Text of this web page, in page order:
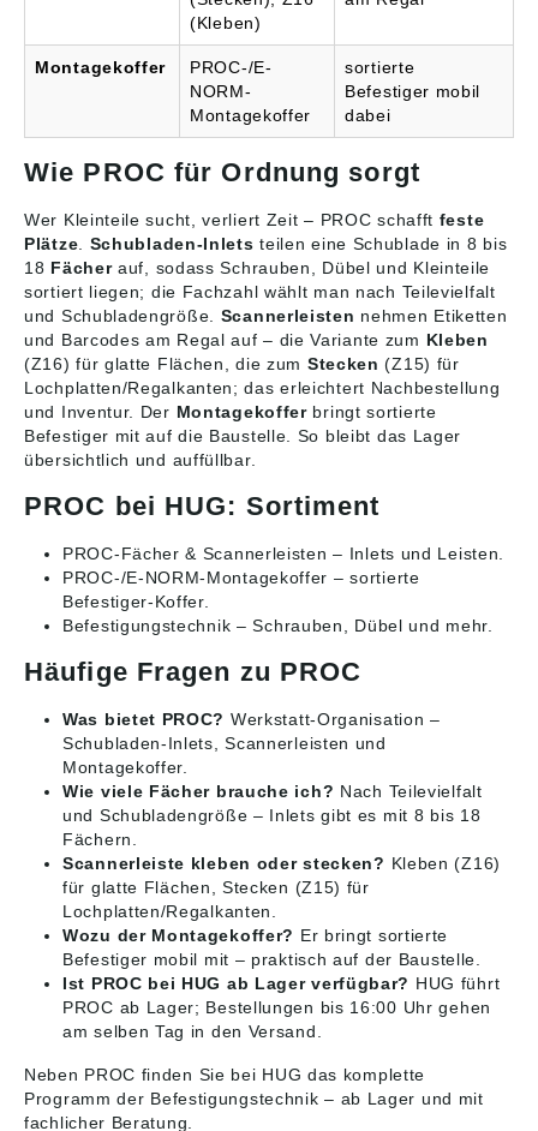
(Kleben)
Montagekoffer
PROC-/E-
NORM-
Montagekoffer
sortierte
Befestiger mobil
dabei
Wie PROC für Ordnung sorgt
Wer Kleinteile sucht, verliert Zeit – PROC schafft feste
Plätze
Schubladen-Inlets teilen eine Schublade in 8 bis
18 Fächerauf, sodass Schrauben, Dübel und Kleinteile
sortiert liegen; die Fachzahl wählt man nach Teilevielfalt
und Schubladengröße. Scannerleisten nehmen Etiketten
und Barcodes am Regal auf – die Variante zum Kleben
(Z16) für glatte Flächen, die zum Stecken (Z15) für
Lochplatten/Regalkanten; das erleichtert Nachbestellung
und Inventur. Der Montagekofferbringt sortierte
Befestiger mit auf die Baustelle. So bleibt das Lager
übersichtlich und auffüllbar.
PROC bei HUG: Sortiment
PROC-Fächer & Scannerleisten – Inlets und Leisten.
PROC-/E-NORM-Montagekoffer – sortierte
Befestiger-Koffer.
Befestigungstechnik – Schrauben, Dübel und mehr.
Häufige Fragen zu PROC
Was bietet PROC? Werkstatt-Organisation –
Schubladen-Inlets, Scannerleisten und
Montagekoffer.
Wie viele Fächer brauche ich? Nach Teilevielfalt
und Schubladengröße – Inlets gibt es mit 8 bis 18
Fächern.
Scannerleiste kleben oder stecken? Kleben (Z16)
für glatte Flächen, Stecken (Z15) für
Lochplatten/Regalkanten.
Wozu der Montagekoffer? Er bringt sortierte
Befestiger mobil mit – praktisch auf der Baustelle.
Ist PROC bei HUG ab Lager verfügbar? HUG führt
PROC ab Lager; Bestellungen bis 16:00 Uhr gehen
am selben Tag in den Versand.
Neben PROC finden Sie bei HUG das komplette
Programm der Befestigungstechnik – ab Lager und mit
fachlicher Beratung.